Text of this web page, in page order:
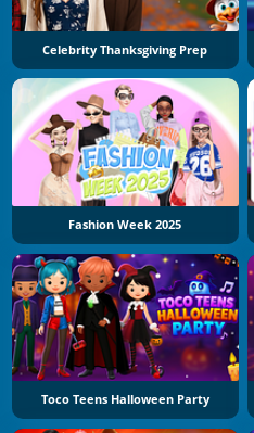
Celebrity Thanksgiving Prep
Fashion Week 2025
Toco Teens Halloween Party